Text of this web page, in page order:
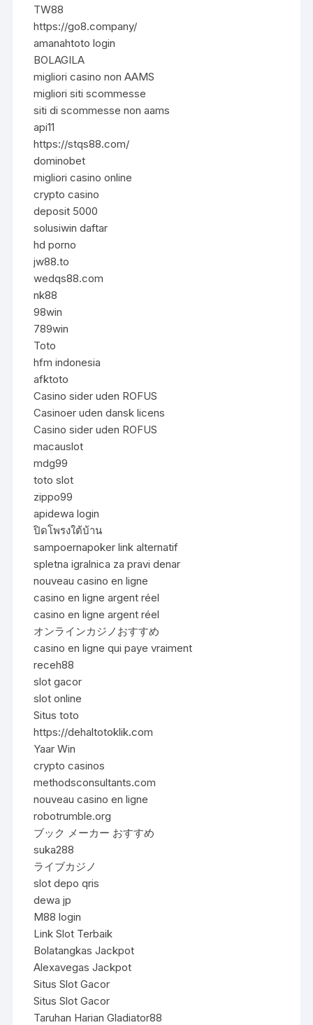
TW88
https://go8.company/
amanahtoto login
BOLAGILA
migliori casino non AAMS
migliori siti scommesse
siti di scommesse non aams
api11
https://stqs88.com/
dominobet
migliori casino online
crypto casino
deposit 5000
solusiwin daftar
hd porno
jw88.to
wedqs88.com
nk88
98win
789win
Toto
hfm indonesia
afktoto
Casino sider uden ROFUS
Casinoer uden dansk licens
Casino sider uden ROFUS
macauslot
mdg99
toto slot
zippo99
apidewa login
ปิดโพรงใต้บ้าน
sampoernapoker link alternatif
spletna igralnica za pravi denar
nouveau casino en ligne
casino en ligne argent réel
casino en ligne argent réel
オンラインカジノおすすめ
casino en ligne qui paye vraiment
receh88
slot gacor
slot online
Situs toto
https://dehaltotoklik.com
Yaar Win
crypto casinos
methodsconsultants.com
nouveau casino en ligne
robotrumble.org
ブック メーカー おすすめ
suka288
ライブカジノ
slot depo qris
dewa jp
M88 login
Link Slot Terbaik
Bolatangkas Jackpot
Alexavegas Jackpot
Situs Slot Gacor
Situs Slot Gacor
Taruhan Harian Gladiator88